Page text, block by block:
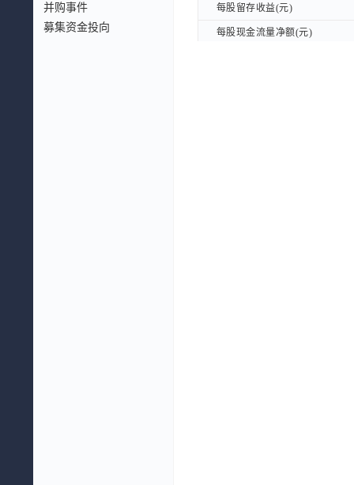
并购事件
募集资金投向
每股留存收益(元)
每股现金流量净额(元)
每股留存收益(元)
每股现金流量净额(元)